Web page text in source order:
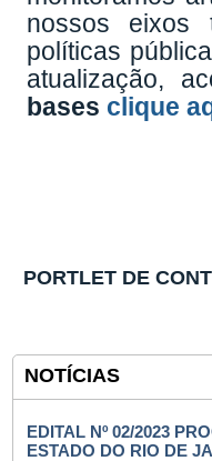
nossos eixos
políticas
atualização,
bases clique
PORTLET DE
NOTÍCIAS
EDITAL Nº 02/2023
ESTADO DO RIO DE